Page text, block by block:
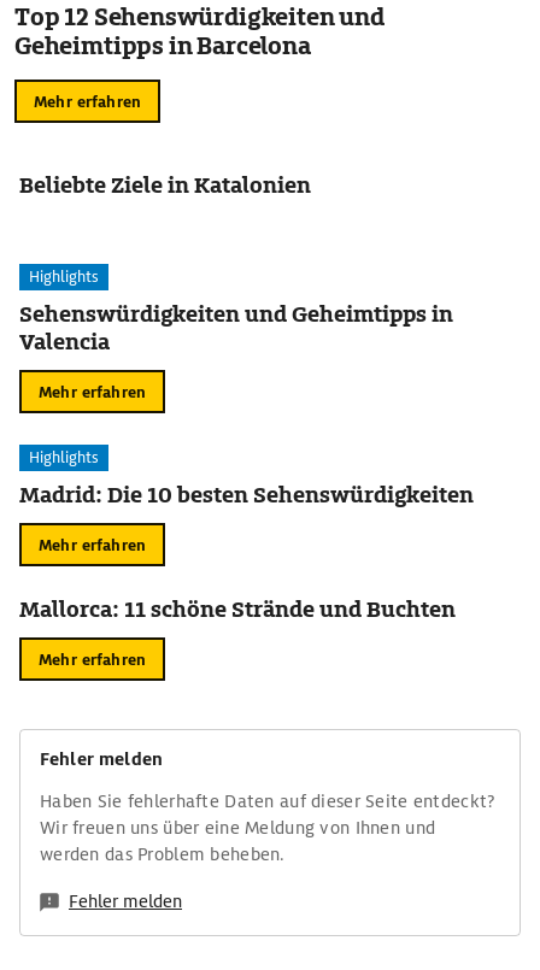
Top 12 Sehenswürdigkeiten und
Geheimtipps in Barcelona
Mehr erfahren
Beliebte Ziele in Katalonien
Highlights
Sehenswürdigkeiten und Geheimtipps in
Valencia
Mehr erfahren
Highlights
Madrid: Die 10 besten Sehenswürdigkeiten
Mehr erfahren
Mallorca: 11 schöne Strände und Buchten
Mehr erfahren
Fehler melden
Haben Sie fehlerhafte Daten auf dieser Seite entdeckt?
Wir freuen uns über eine Meldung von Ihnen und
werden das Problem beheben.
Fehler melden